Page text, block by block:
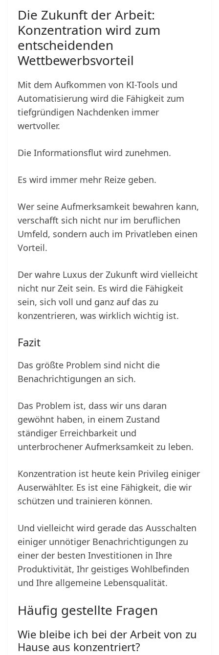
Die Zukunft der Arbeit:
Konzentration wird zum
entscheidenden
Wettbewerbsvorteil
Mit dem Aufkommen von KI-Tools und
Automatisierung wird die Fähigkeit zum
tiefgründigen Nachdenken immer
wertvoller.
Die Informationsflut wird zunehmen.
Es wird immer mehr Reize geben.
Wer seine Aufmerksamkeit bewahren kann,
verschafft sich nicht nur im beruflichen
Umfeld, sondern auch im Privatleben einen
Vorteil.
Der wahre Luxus der Zukunft wird vielleicht
nicht nur Zeit sein. Es wird die Fähigkeit
sein, sich voll und ganz auf das zu
konzentrieren, was wirklich wichtig ist.
Fazit
Das größte Problem sind nicht die
Benachrichtigungen an sich.
Das Problem ist, dass wir uns daran
gewöhnt haben, in einem Zustand
ständiger Erreichbarkeit und
unterbrochener Aufmerksamkeit zu leben.
Konzentration ist heute kein Privileg einiger
Auserwählter. Es ist eine Fähigkeit, die wir
schützen und trainieren können.
Und vielleicht wird gerade das Ausschalten
einiger unnötiger Benachrichtigungen zu
einer der besten Investitionen in Ihre
Produktivität, Ihr geistiges Wohlbefinden
und Ihre allgemeine Lebensqualität.
Häufig gestellte Fragen
Wie bleibe ich bei der Arbeit von zu
Hause aus konzentriert?